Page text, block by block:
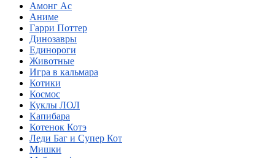
Амонг Ас
Аниме
Гарри Поттер
Динозавры
Единороги
Животные
Игра в кальмара
Котики
Космос
Куклы ЛОЛ
Капибара
Котенок Котэ
Леди Баг и Супер Кот
Мишки